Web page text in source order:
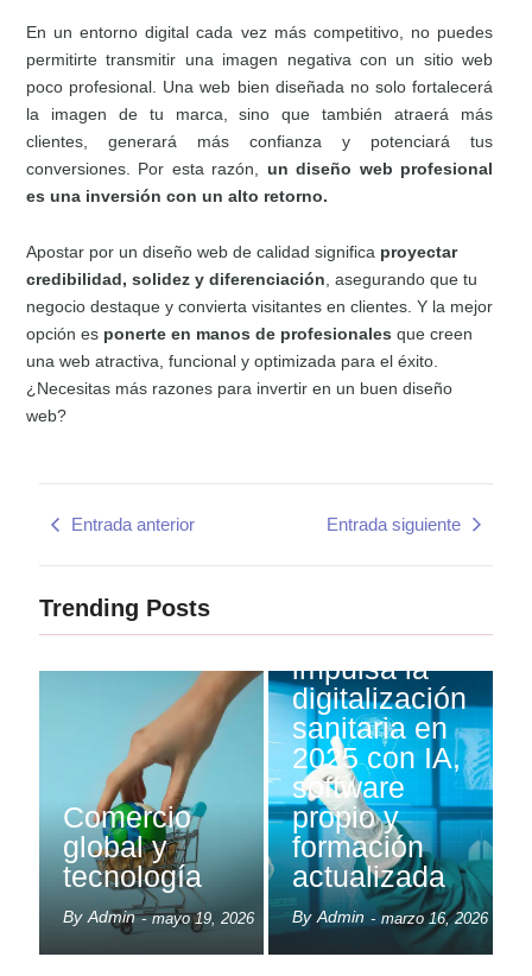
En un entorno digital cada vez más competitivo, no puedes
permitirte transmitir una imagen negativa con un sitio web
poco profesional. Una web bien diseñada no solo fortalecerá
la imagen de tu marca, sino que también atraerá más
clientes, generará más confianza y potenciará tus
conversiones. Por esta razón, un diseño web profesional
es una inversión con un alto retorno.
Apostar por un diseño web de calidad significa proyectar
credibilidad, solidez y diferenciación , asegurando que tu
negocio destaque y convierta visitantes en clientes. Y la mejor
opción es ponerte en manos de profesionales que creen
una web atractiva, funcional y optimizada para el éxito.
¿Necesitas más razones para invertir en un buen diseño
web?
Entrada anterior Entrada siguiente
Trending Posts
Comercio
global y
tecnología
By Admin - mayo 19, 2026
ASHO
impulsa la
digitalización
sanitaria en
2025 con IA,
software
propio y
formación
actualizada
By Admin - marzo 16, 2026